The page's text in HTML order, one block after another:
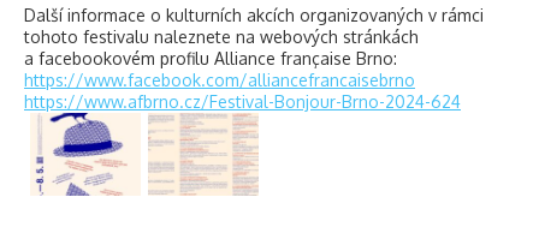
Další informace o kulturních akcích organizovaných v rámci
tohoto festivalu naleznete na webových stránkách
a facebookovém profilu Alliance française Brno:
https://www.facebook.com/alliancefrancaisebrno
https://www.afbrno.cz/Festival-Bonjour-Brno-2024-624